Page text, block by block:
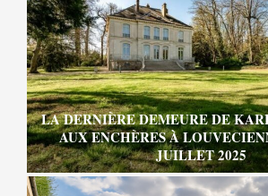
LA DERNIÈRE DEMEURE DE
AUX ENCHÈRES À
JUILLET 2025